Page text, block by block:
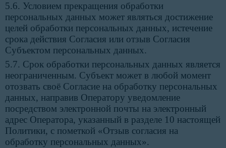
5.6. Условием прекращения обработки
персональных данных может являться достижение
целей обработки персональных данных, истечение
срока действия Согласия или отзыв Согласия
Субъектом персональных данных.
5.7. Срок обработки персональных данных является
неограниченным. Субъект может в любой момент
отозвать своё Согласие на обработку персональных
данных, направив Оператору уведомление
посредством электронной почты на электронный
адрес Оператора, указанный в разделе 10 настоящей
Политики, с пометкой «Отзыв согласия на
обработку персональных данных».